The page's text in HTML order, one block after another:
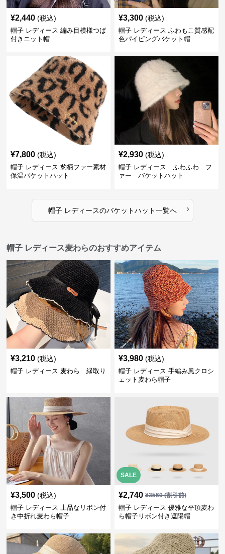
¥2,440 (税込)
帽子 レディース 編み目模様つば
付きニット帽
¥3,300 (税込)
帽子 レディース ふわもこ質感配
色パイピングバケット帽
¥7,800 (税込)
帽子 レディース 豹柄ファー素材
保温バケットハット
¥2,930 (税込)
帽子 レディース ふわふわ フ
ァー バケットハット
帽子 レディースのバケットハット一覧へ ›
帽子 レディース麦わらのおすすめアイテム
¥3,210 (税込)
帽子 レディース 麦わら 縁取り
¥3,980 (税込)
帽子 レディース 手編み風クロシ
ェット麦わら帽子
¥3,500 (税込)
帽子 レディース 上品なリボン付
き中折れ麦わら帽子
SALE
¥2,740 ¥3560(割引前)
帽子 レディース 優雅な平頂麦わ
ら帽子リボン付き遮陽帽